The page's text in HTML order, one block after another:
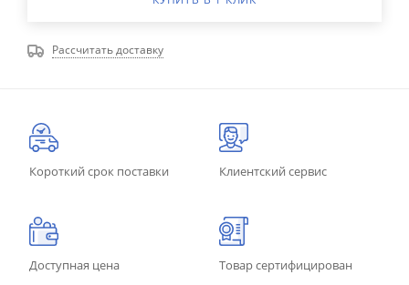
Рассчитать доставку
Короткий срок поставки Клиентский сервис
Доступная цена Товар сертифицирован